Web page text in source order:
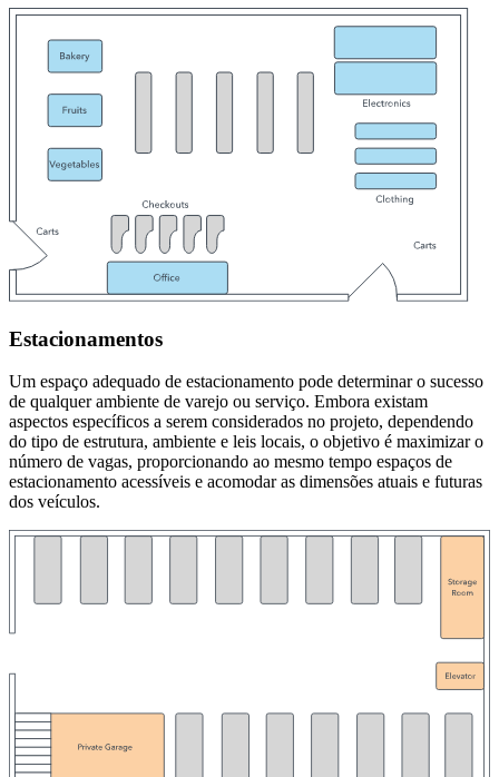
Estacionamentos
Um espaço adequado de estacionamento pode determinar o sucesso
de qualquer ambiente de varejo ou serviço. Embora existam
aspectos específicos a serem considerados no projeto, dependendo
do tipo de estrutura, ambiente e leis locais, o objetivo é maximizar o
número de vagas, proporcionando ao mesmo tempo espaços de
estacionamento acessíveis e acomodar as dimensões atuais e futuras
dos veículos.